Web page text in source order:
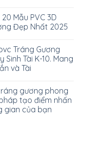
Mẫu PVC 3D
Đẹp Nhất 2025
Tráng Gương
Sinh Tài K-10. Mang
và Tài
gương phong
tạo điểm nhấn
gian của bạn